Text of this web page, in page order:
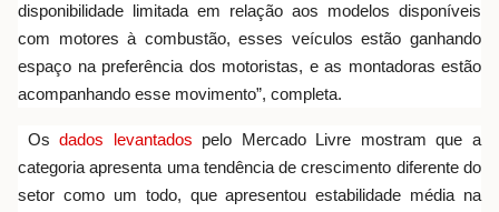
disponibilidade limitada em relação aos modelos disponíveis
com motores à combustão, esses veículos estão ganhando
espaço na preferência dos motoristas, e as montadoras estão
acompanhando esse movimento”, completa.
Osdados levantados pelo Mercado Livre mostram que a
categoria apresenta uma tendência de crescimento diferente do
setor como um todo, que apresentou estabilidade média na